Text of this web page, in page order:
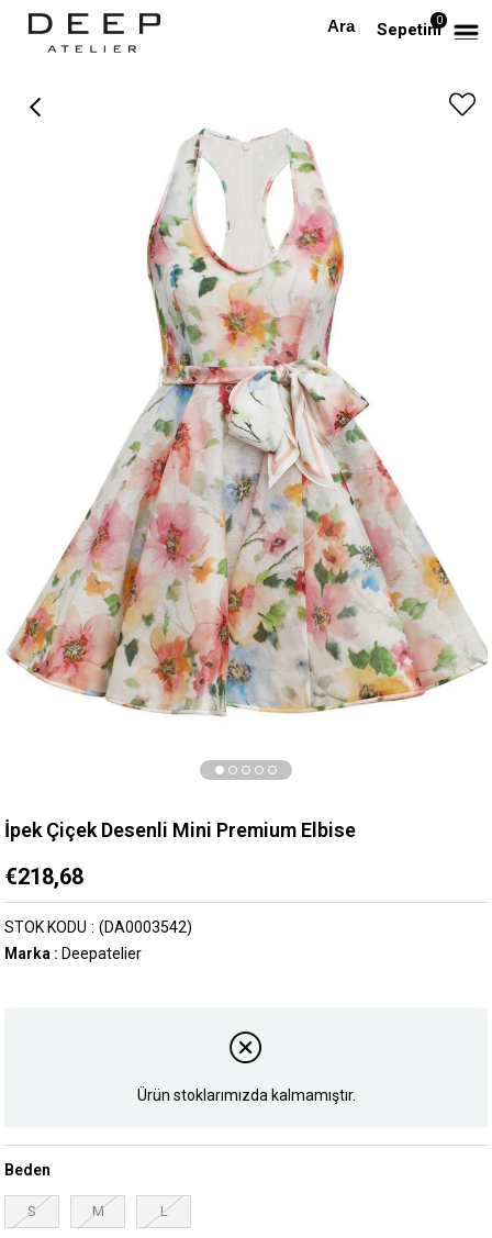
Sepetim0
Anasayfa PREMIUM İpek Çiçek Desenli Mini Premium Elbise
İpek Çiçek Desenli Mini Premium Elbise
€218,68
(DA0003542)
STOK KODU
Marka : Deepatelier
Ürün stoklarımızda kalmamıştır.
Beden
S M L